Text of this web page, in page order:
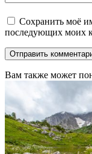
Сохранить моё
последующих моих
Вам также может